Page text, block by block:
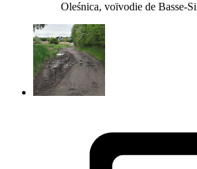
Oleśnica, voïvodie de Basse-